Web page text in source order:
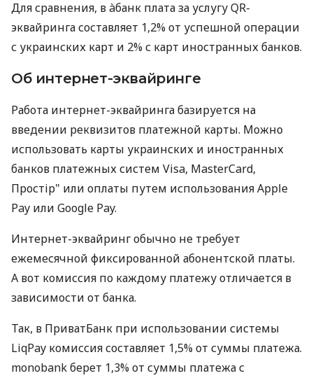
Для сравнения, в àбанк плата за услугу QR-
эквайринга составляет 1,2% от успешной операции
с украинских карт и 2% с карт иностранных банков.
Об интернет-эквайринге
Работа интернет-эквайринга базируется на
введении реквизитов платежной карты. Можно
использовать карты украинских и иностранных
банков платежных систем Visa, MasterCard,
Простір" или оплаты путем использования Apple
Pay или Google Pay.
Интернет-эквайринг обычно не требует
ежемесячной фиксированной абонентской платы.
А вот комиссия по каждому платежу отличается в
зависимости от банка.
Так, в ПриватБанк при использовании системы
LiqPay комиссия составляет 1,5% от суммы платежа.
monobank берет 1,3% от суммы платежа с